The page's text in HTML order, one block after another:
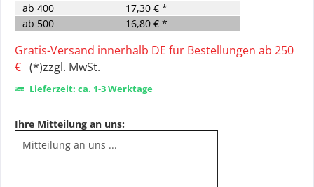
ab 400
17,30 € *
ab 500 16,80 € *
Gratis-Versand innerhalb DE für Bestellungen ab 250
€ (*)zzgl. MwSt.
Lieferzeit: ca. 1-3 Werktage
Ihre Mitteilung an uns: